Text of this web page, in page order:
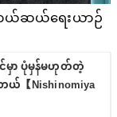
ကယ်ဆယ်ရေးယာဉ်
င်မှာ ပုံမှန်မဟုတ်တဲ့
【Nishinomiya